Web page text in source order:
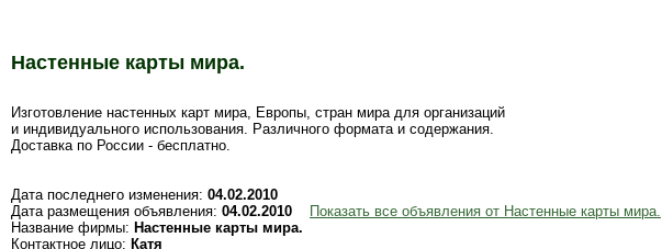
Настенные карты мира.
Изготовление настенных карт мира, Европы, стран мира для организаций
и индивидуального использования. Различного формата и содержания.
Доставка по России - бесплатно.
Дата последнего изменения: 04.02.2010
Дата размещения объявления: 04.02.2010
Показать все объявления от Настенные карты мира.
Название фирмы: Настенные карты мира.
Контактное лицо: Катя